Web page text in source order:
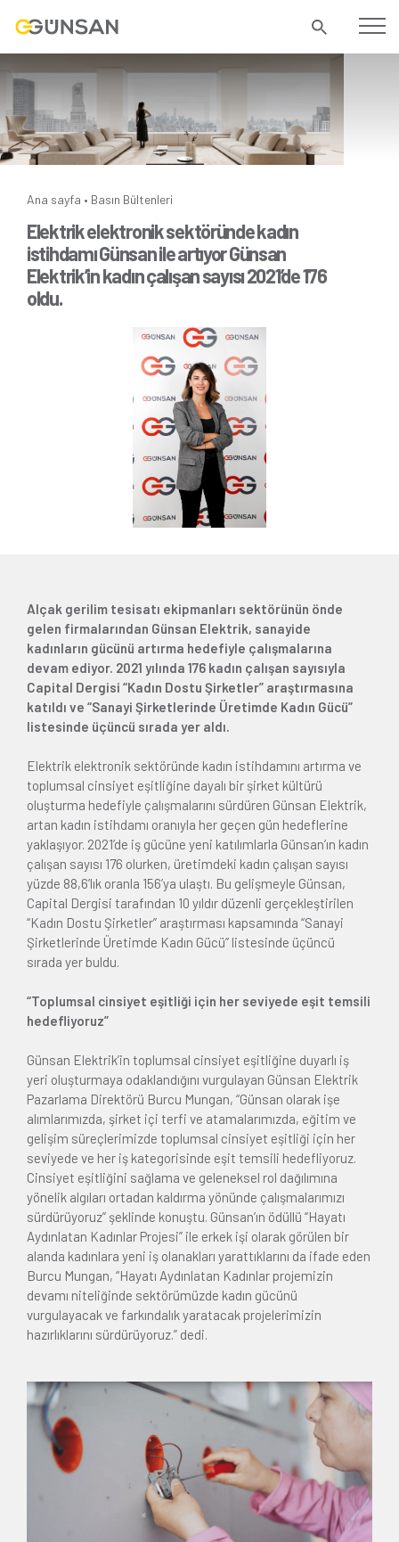
Ana sayfa • Basın Bültenleri
Elektrik elektronik sektöründe kadın
istihdamı Günsan ile artıyor Günsan
Elektrik’in kadın çalışan sayısı 2021’de 176
oldu.
Alçak gerilim tesisatı ekipmanları sektörünün önde
gelen firmalarından Günsan Elektrik, sanayide
kadınların gücünü artırma hedefiyle çalışmalarına
devam ediyor. 2021 yılında 176 kadın çalışan sayısıyla
Capital Dergisi “Kadın Dostu Şirketler” araştırmasına
katıldı ve “Sanayi Şirketlerinde Üretimde Kadın Gücü”
listesinde üçüncü sırada yer aldı.
Elektrik elektronik sektöründe kadın istihdamını artırma ve
toplumsal cinsiyet eşitliğine dayalı bir şirket kültürü
oluşturma hedefiyle çalışmalarını sürdüren Günsan Elektrik,
artan kadın istihdamı oranıyla her geçen gün hedeflerine
yaklaşıyor. 2021’de iş gücüne yeni katılımlarla Günsan’ın kadın
çalışan sayısı 176 olurken, üretimdeki kadın çalışan sayısı
yüzde 88,6’lık oranla 156’ya ulaştı. Bu gelişmeyle Günsan,
Capital Dergisi tarafından 10 yıldır düzenli gerçekleştirilen
“Kadın Dostu Şirketler” araştırması kapsamında “Sanayi
Şirketlerinde Üretimde Kadın Gücü” listesinde üçüncü
sırada yer buldu.
“Toplumsal cinsiyet eşitliği için her seviyede eşit temsili
hedefliyoruz”
Günsan Elektrik’in toplumsal cinsiyet eşitliğine duyarlı iş
yeri oluşturmaya odaklandığını vurgulayan Günsan Elektrik
Pazarlama Direktörü Burcu Mungan, “Günsan olarak işe
alımlarımızda, şirket içi terfi ve atamalarımızda, eğitim ve
gelişim süreçlerimizde toplumsal cinsiyet eşitliği için her
seviyede ve her iş kategorisinde eşit temsili hedefliyoruz.
Cinsiyet eşitliğini sağlama ve geleneksel rol dağılımına
yönelik algıları ortadan kaldırma yönünde çalışmalarımızı
sürdürüyoruz” şeklinde konuştu. Günsan’ın ödüllü “Hayatı
Aydınlatan Kadınlar Projesi” ile erkek işi olarak görülen bir
alanda kadınlara yeni iş olanakları yarattıklarını da ifade eden
Burcu Mungan, “Hayatı Aydınlatan Kadınlar projemizin
devamı niteliğinde sektörümüzde kadın gücünü
vurgulayacak ve farkındalık yaratacak projelerimizin
hazırlıklarını sürdürüyoruz.” dedi.